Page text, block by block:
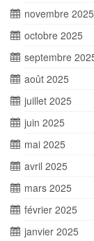
novembre 2025
octobre 2025
septembre
août 2025
juillet 2025
juin 2025
mai 2025
avril 2025
mars 2025
février 2025
janvier 2025